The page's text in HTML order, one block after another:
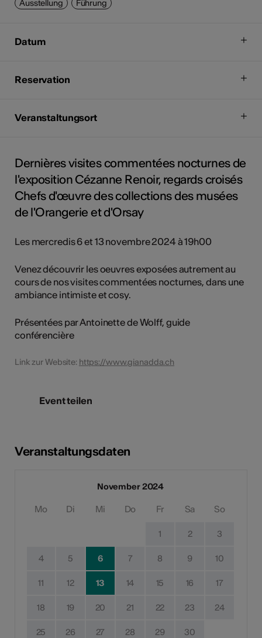
Ausstellung Führung
Datum
Reservation
Veranstaltungsort
Dernières visites commentées nocturnes de
l'exposition Cézanne Renoir, regards croisés
Chefs d'œuvre des collections des musées
de l'Orangerie et d'Orsay
Les mercredis 6 et 13 novembre 2024 à 19h00
Venez découvrir les oeuvres exposées autrement au
cours de nos visites commentées nocturnes, dans une
ambiance intimiste et cosy.
Présentées par Antoinette de Wolff, guide
conférencière
Link zur Website: https://www.gianadda.ch
Event teilen
Veranstaltungsdaten
November 2024
Mo Di Mi Do Fr Sa So
1 2 3
4 5 6 7 8 9 10
11 12 13 14 15 16 17
18 19 20 21 22 23 24
25 26 27 28 29 30